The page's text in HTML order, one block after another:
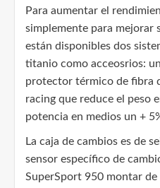
Para aumentar el
simplemente para mejorar
están disponibles dos
titanio como acceosrios:
protector térmico de fibra
racing que reduce el peso
potencia en medios un +
La caja de cambios es de
sensor específico de
SuperSport 950 montar de